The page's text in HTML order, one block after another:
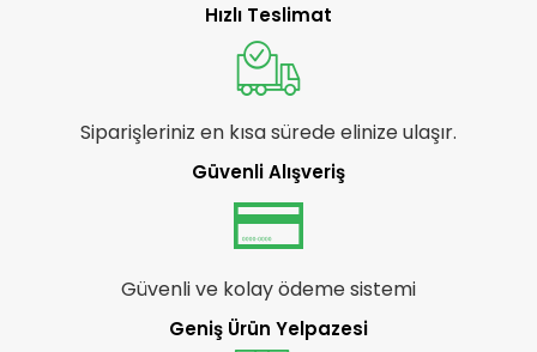
Hızlı Teslimat
Siparişleriniz en kısa sürede elinize ulaşır.
Güvenli Alışveriş
Güvenli ve kolay ödeme sistemi
Geniş Ürün Yelpazesi